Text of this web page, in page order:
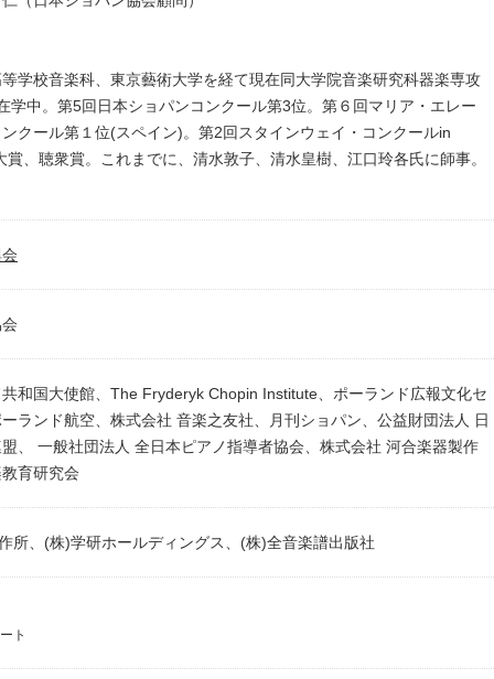
学校⾳楽科、東京藝術⼤学を経て現在同⼤学院⾳楽研究科器楽専攻
学中。第5回日本ショパンコンクール第3位。第６回マリア・エレー
クール第１位(スペイン)。第2回スタインウェイ・コンクールin
、聴衆賞。これまでに、清⽔敦⼦、清⽔皇樹、江口玲各⽒に師事。
和国大使館、The Fryderyk Chopin Institute、ポーランド広報文化セ
ランド航空、株式会社 音楽之友社、月刊ショパン、公益財団法人 日
、 一般社団法人 全日本ピアノ指導者協会、株式会社 河合楽器製作
育研究会
所、(株)学研ホールディングス、(株)全音楽譜出版社
ト